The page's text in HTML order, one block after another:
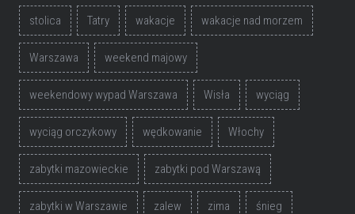
stolica Tatry wakacje wakacje nad morzem
Warszawa weekend majowy
weekendowy wypad Warszawa Wisła wyciąg
wyciąg orczykowy wędkowanie Włochy
zabytki mazowieckie zabytki pod Warszawą
zabytki w Warszawie zalew zima śnieg